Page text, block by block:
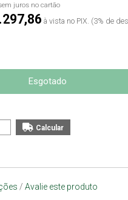
juros no cartão
à vista no PIX. (3% de
Esgotado
/ Avalie este produto